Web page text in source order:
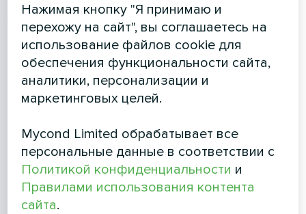
Нажимая кнопку "Я принимаю и
перехожу на сайт", вы соглашаетесь на
использование файлов cookie для
обеспечения функциональности сайта,
аналитики, персонализации и
маркетинговых целей.
Mycond Limited обрабатывает все
персональные данные в соответствии с
Политикой конфиденциальности и
Правилами использования контента
сайта.